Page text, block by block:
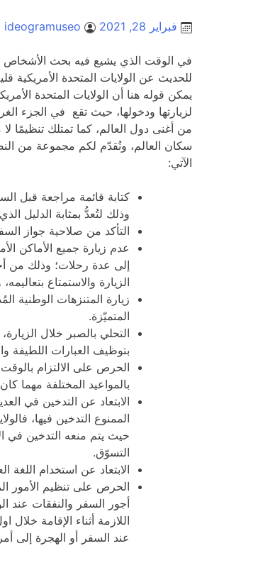
فبراير 28, 2021 ideogramuseo
في الوقت الذي يشيع فيه بحث الأشخاص
للحديث عن الولايات المتحدة الأمريكية
يمكن قوله هنا أن الولايات المتحدة
لزيارتها ودخولها، حيث تقع في الجزء
من أغنى دول العالم، كما تمتلك تنظيمًا
سكان العالم، ونُقدّم لكم مجموعة من
الآتي:
كتابة قائمة مراجعة قبل
وذلك لتُعدُّ بمثابة الدليل
التأكد من صلاحية جواز
عدم زيارة جميع الأماكن
إلى عدة رحلات؛ وذلك من
الزيارة والاستمتاع
زيارة المتنزهات الوطنية
المتميّزة.
التحلي بالصبر خلال
بتوظيف العبارات اللطيفة
الحرص على الالتزام بالوقت
بالمواعيد المختلفة مهما
الابتعاد عن التدخين في
الممنوع التدخين فيها،
حيث يتم منعه التدخين في
التسوّق.
الابتعاد عن استخدام اللغة
الحرص على تنظيم الأمور
أجور السفر والنفقات عند
اللازمة أثناء الإقامة
عند السفر أو الهجرة إلى